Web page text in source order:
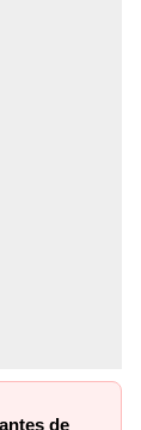
de